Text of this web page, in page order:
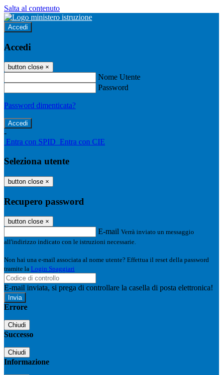
Salta al contenuto
Accedi
Accedi
button close ×
Nome Utente
Password
Password dimenticata?
-
Entra con SPID Entra con CIE
Seleziona utente
button close ×
Recupero password
button close ×
E-mail Verrà inviato un messaggio
all'indirizzo indicato con le istruzioni necessarie.
Non hai una e-mail associata al nome utente? Effettua il reset della password
tramite la Login Spaggiari
E-mail inviata, si prega di controllare la casella di posta elettronica!
Errore
Chiudi
Successo
Chiudi
Informazione